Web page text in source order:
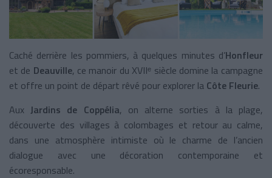
Caché derrière les pommiers, à quelques minutes d’Honfleur
et de Deauville, ce manoir du XVIIᵉ siècle domine la campagne
et offre un point de départ rêvé pour explorer la Côte Fleurie.
Aux Jardins de Coppélia, on alterne sorties à la plage,
découverte des villages à colombages et retour au calme,
dans une atmosphère intimiste où le charme de l’ancien
dialogue avec une décoration contemporaine et
écoresponsable.